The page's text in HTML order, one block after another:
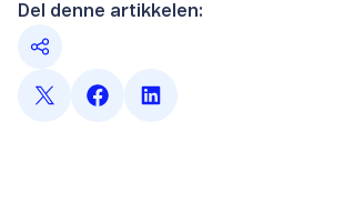
Del denne artikkelen: